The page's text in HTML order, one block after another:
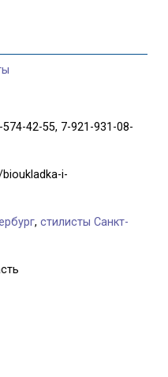
574-42-55, 7-921-931-08-
i-
,стилисты Санкт-